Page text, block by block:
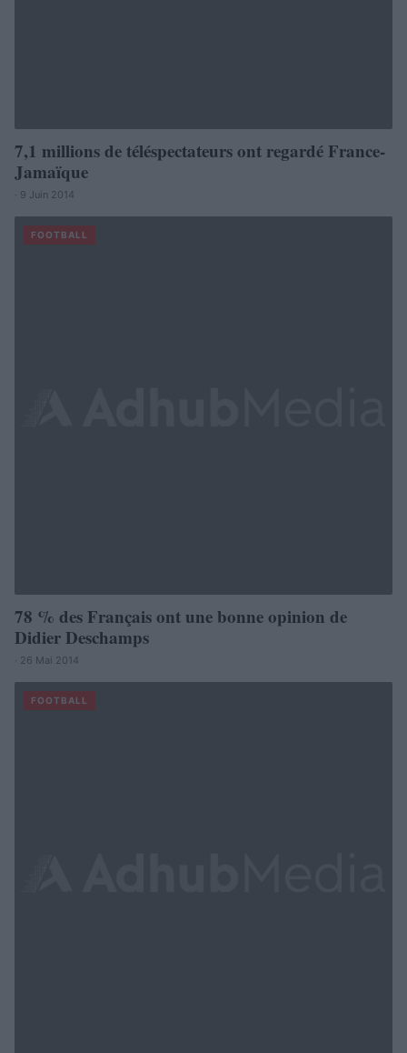
7,1 millions de téléspectateurs ont regardé France-
Jamaïque
· 9 Juin 2014
FOOTBALL
78 % des Français ont une bonne opinion de
Didier Deschamps
· 26 Mai 2014
FOOTBALL